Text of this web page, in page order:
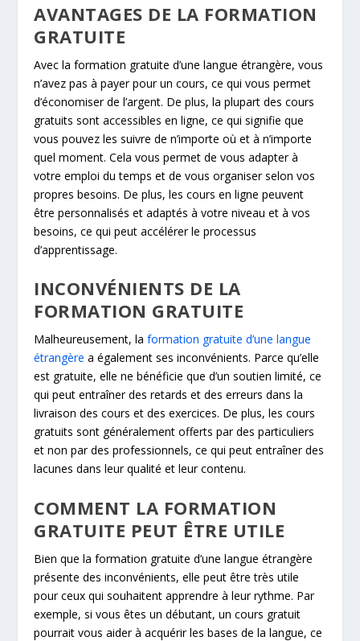
AVANTAGES DE LA FORMATION
GRATUITE
Avec la formation gratuite d’une langue étrangère, vous
n’avez pas à payer pour un cours, ce qui vous permet
d’économiser de l’argent. De plus, la plupart des cours
gratuits sont accessibles en ligne, ce qui signifie que
vous pouvez les suivre de n’importe où et à n’importe
quel moment. Cela vous permet de vous adapter à
votre emploi du temps et de vous organiser selon vos
propres besoins. De plus, les cours en ligne peuvent
être personnalisés et adaptés à votre niveau et à vos
besoins, ce qui peut accélérer le processus
d’apprentissage.
INCONVÉNIENTS DE LA
FORMATION GRATUITE
Malheureusement, laformation gratuite d’une langue
étrangère a également ses inconvénients. Parce qu’elle
est gratuite, elle ne bénéficie que d’un soutien limité, ce
qui peut entraîner des retards et des erreurs dans la
livraison des cours et des exercices. De plus, les cours
gratuits sont généralement offerts par des particuliers
et non par des professionnels, ce qui peut entraîner des
lacunes dans leur qualité et leur contenu.
COMMENT LA FORMATION
GRATUITE PEUT ÊTRE UTILE
Bien que la formation gratuite d’une langue étrangère
présente des inconvénients, elle peut être très utile
pour ceux qui souhaitent apprendre à leur rythme. Par
exemple, si vous êtes un débutant, un cours gratuit
pourrait vous aider à acquérir les bases de la langue, ce